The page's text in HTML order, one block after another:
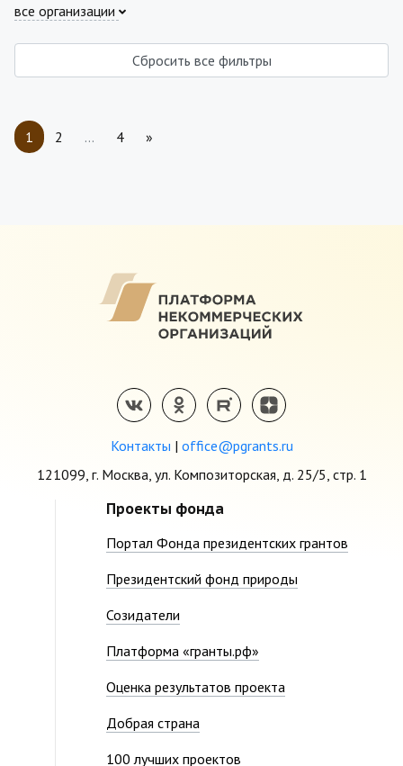
все организации
Сбросить все фильтры
1 2 … 4 »
Контакты | office@pgrants.ru
121099, г. Москва, ул. Композиторская, д. 25/5, стр. 1
Проекты фонда
Портал Фонда президентских грантов
Президентский фонд природы
Созидатели
Платформа «гранты.рф»
Оценка результатов проекта
Добрая страна
100 лучших проектов